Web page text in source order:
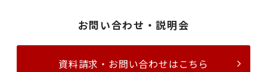
お問い合わせ・説明会
資料請求・お問い合わせはこちら